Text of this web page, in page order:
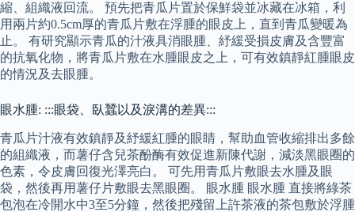
縮、組織液回流。 預先把青瓜片置於保鮮袋並冰藏在冰箱，利
用兩片約0.5cm厚的青瓜片敷在浮腫的眼皮上，直到青瓜變暖為
止。 有研究顯示青瓜的汁液具消眼腫、紓緩受損皮膚及含豐富
的抗氧化物，將青瓜片敷在水腫眼皮之上，可有效鎮靜紅腫眼皮
的情況及去眼腫。
眼水腫: :::眼袋、臥蠶以及淚溝的差異:::
青瓜片汁液有效鎮靜及紓緩紅腫的眼睛，幫助血管收縮排出多餘
的組織液，而薯仔含兒茶酚酶有效促進新陳代謝，減淡黑眼圈的
色素，令皮膚回復光澤亮白。 可先用青瓜片敷眼去水腫及眼
袋，然後再用薯仔片敷眼去黑眼圈。 眼水腫 眼水腫 直接將綠茶
包泡在冷開水中3至5分鐘，然後把殘留上許茶液的茶包敷於浮腫